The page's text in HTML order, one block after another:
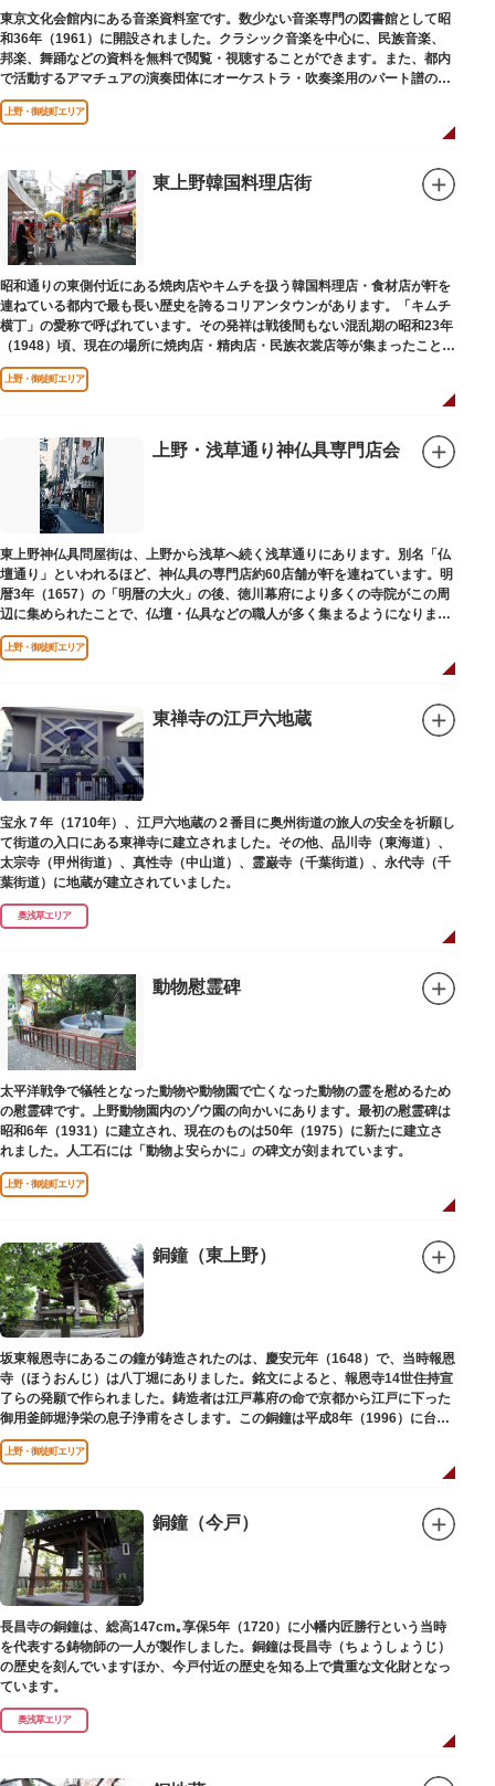
東京文化会館内にある音楽資料室です。数少ない音楽専門の図書館として昭
和36年（1961）に開設されました。クラシック音楽を中心に、民族音楽、
邦楽、舞踊などの資料を無料で閲覧・視聴することができます。また、都内
で活動するアマチュアの演奏団体にオーケストラ・吹奏楽用のパート譜の館
外貸出も行っています。
上野・御徒町エリア
東上野韓国料理店街
昭和通りの東側付近にある焼肉店やキムチを扱う韓国料理店・食材店が軒を
連ねている都内で最も長い歴史を誇るコリアンタウンがあります。「キムチ
横丁」の愛称で呼ばれています。その発祥は戦後間もない混乱期の昭和23年
（1948）頃、現在の場所に焼肉店・精肉店・民族衣裳店等が集まったことに
端を発しています。
上野・御徒町エリア
上野・浅草通り神仏具専門店会
東上野神仏具問屋街は、上野から浅草へ続く浅草通りにあります。別名「仏
壇通り」といわれるほど、神仏具の専門店約60店舗が軒を連ねています。明
暦3年（1657）の「明暦の大火」の後、徳川幕府により多くの寺院がこの周
辺に集められたことで、仏壇・仏具などの職人が多く集まるようになりまし
た。
上野・御徒町エリア
東禅寺の江戸六地蔵
宝永７年（1710年）、江戸六地蔵の２番目に奥州街道の旅人の安全を祈願し
て街道の入口にある東禅寺に建立されました。その他、品川寺（東海道）、
太宗寺（甲州街道）、真性寺（中山道）、霊巌寺（千葉街道）、永代寺（千
葉街道）に地蔵が建立されていました。
奥浅草エリア
動物慰霊碑
太平洋戦争で犠牲となった動物や動物園で亡くなった動物の霊を慰めるため
の慰霊碑です。上野動物園内のゾウ園の向かいにあります。最初の慰霊碑は
昭和6年（1931）に建立され、現在のものは50年（1975）に新たに建立さ
れました。人工石には「動物よ安らかに」の碑文が刻まれています。
上野・御徒町エリア
銅鐘（東上野）
坂東報恩寺にあるこの鐘が鋳造されたのは、慶安元年（1648）で、当時報恩
寺（ほうおんじ）は八丁堀にありました。銘文によると、報恩寺14世住持宣
了らの発願で作られました。鋳造者は江戸幕府の命で京都から江戸に下った
御用釜師堀浄栄の息子浄甫をさします。この銅鐘は平成8年（1996）に台東
区有形文化財として登載されました。
上野・御徒町エリア
銅鐘（今戸）
長昌寺の銅鐘は、総高147cm｡享保5年（1720）に小幡内匠勝行という当時
を代表する鋳物師の一人が製作しました。銅鐘は長昌寺（ちょうしょうじ）
の歴史を刻んでいますほか、今戸付近の歴史を知る上で貴重な文化財となっ
ています。
奥浅草エリア